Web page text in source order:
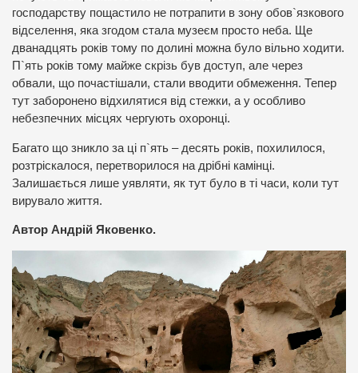
господарству пощастило не потрапити в зону обов`язкового
відселення, яка згодом стала музеєм просто неба. Ще
дванадцять років тому по долині можна було вільно ходити.
П`ять років тому майже скрізь був доступ, але через
обвали, що почастішали, стали вводити обмеження. Тепер
тут заборонено відхилятися від стежки, а у особливо
небезпечних місцях чергують охоронці.
Багато що зникло за ці п`ять – десять років, похилилося,
розтріскалося, перетворилося на дрібні камінці.
Залишається лише уявляти, як тут було в ті часи, коли тут
вирувало життя.
Автор Андрій Яковенко.